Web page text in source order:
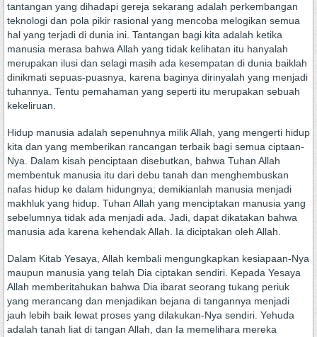
tantangan yang dihadapi gereja sekarang adalah perkembangan
teknologi dan pola pikir rasional yang mencoba melogikan semua
hal yang terjadi di dunia ini. Tantangan bagi kita adalah ketika
manusia merasa bahwa Allah yang tidak kelihatan itu hanyalah
merupakan ilusi dan selagi masih ada kesempatan di dunia baiklah
dinikmati sepuas-puasnya, karena baginya dirinyalah yang menjadi
tuhannya. Tentu pemahaman yang seperti itu merupakan sebuah
kekeliruan.
Hidup manusia adalah sepenuhnya milik Allah, yang mengerti hidup
kita dan yang memberikan rancangan terbaik bagi semua ciptaan-
Nya. Dalam kisah penciptaan disebutkan, bahwa Tuhan Allah
membentuk manusia itu dari debu tanah dan menghembuskan
nafas hidup ke dalam hidungnya; demikianlah manusia menjadi
makhluk yang hidup. Tuhan Allah yang menciptakan manusia yang
sebelumnya tidak ada menjadi ada. Jadi, dapat dikatakan bahwa
manusia ada karena kehendak Allah. Ia diciptakan oleh Allah.
Dalam Kitab Yesaya, Allah kembali mengungkapkan kesiapaan-Nya
maupun manusia yang telah Dia ciptakan sendiri. Kepada Yesaya
Allah memberitahukan bahwa Dia ibarat seorang tukang periuk
yang merancang dan menjadikan bejana di tangannya menjadi
jauh lebih baik lewat proses yang dilakukan-Nya sendiri. Yehuda
adalah tanah liat di tangan Allah, dan Ia memelihara mereka